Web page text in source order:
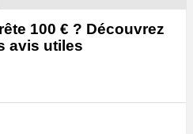
100 € ? Découvrez
avis utiles